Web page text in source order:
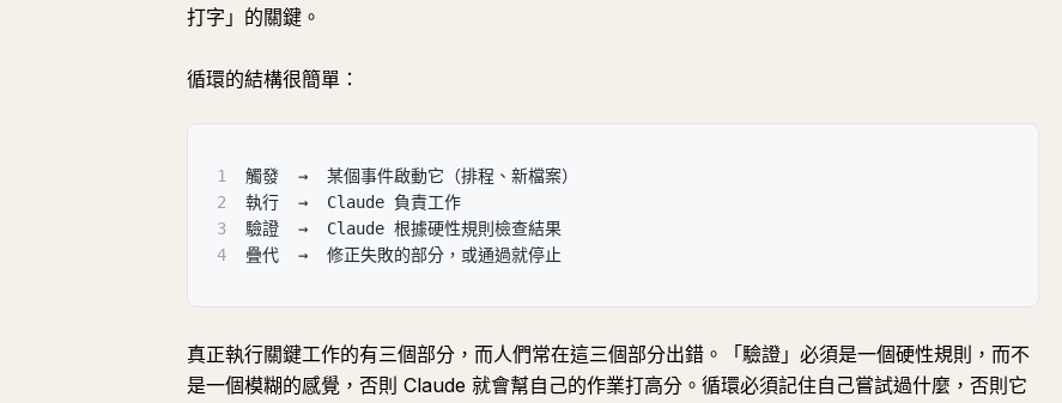
打字」的關鍵。
循環的結構很簡單：
1
觸發  →  某個事件啟動它（排程、新檔案）
2
執行  →  Claude 負責工作
3
驗證  →  Claude 根據硬性規則檢查結果
4
疊代  →  修正失敗的部分，或通過就停止
真正執行關鍵工作的有三個部分，而人們常在這三個部分出錯。「驗證」必須是一個硬性規則，而不
是一個模糊的感覺，否則 Claude 就會幫自己的作業打高分。循環必須記住自己嘗試過什麼，否則它